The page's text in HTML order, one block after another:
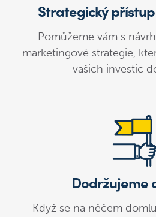
Strategický
Pomůžeme vám s
marketingové strategie,
vašich investic
Dodržujeme
Když se na něčem